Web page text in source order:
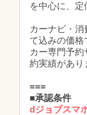
を中心に、定
カーナビ・
て込みの価格
カー専門予
約実績があり
===
■承認条件
dジョブスマ